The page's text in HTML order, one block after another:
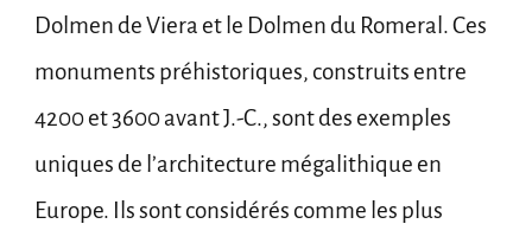
Dolmen de Viera et le Dolmen du Romeral. Ces
monuments préhistoriques, construits entre
4200 et 3600 avant J.-C., sont des exemples
uniques de l’architecture mégalithique en
Europe. Ils sont considérés comme les plus